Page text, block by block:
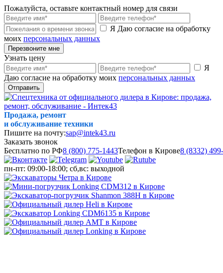
Пожалуйста, оставьте контактный номер для связи
Я Даю согласие на обработку
моих персональных данных
Перезвоните мне
Узнать цену
Я
Даю согласие на обработку моих персональных данных
Отправить
Продажа, ремонт
и обслуживание техники
Пишите на почту:sap@intek43.ru
Заказать звонок
Бесплатно по РФ8 (800) 775-1443Телефон в Кирове8 (8332)
пн-пт: 09:00-18:00; сб,вс: выходной